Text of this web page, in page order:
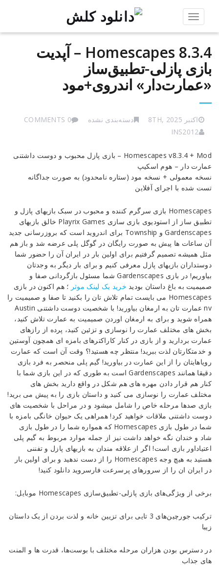
Toggle
Homescapes 8.3.4 – آپدیت
بازی پازلی-تطبیق‌ساز
«عمارت‌دار» اندروی+مود
اکتبر 8TH, 2025 دسته‌بندی نشده
0 COMMENTS
INS2012
Homescapes
8.3.4
–
آپدیت
تطبیق‌ساز
«عمارت‌دار»
اندروی+مود
Reviewed
by
Ins2012
Oct
8 Rating:
Homescapes v8.3.4 + Mod – بازی پازل محبوب و دوست داشتنی
عمارت دار – هوم اسکیپ
نسخه معمولی + نسخه مود (ستاره نامحدود) به صورت جداگانه
تست شده با اجرای آفلاین
Homescapes بازی سرگرم کننده و محبوب در سبک بازیهای پازل و
تطبیق ساز از استودیوی بازی سازی Playrix Games خالق بازیهای
Gardenscapes و Township برای اندروید است که بروزرسانی جدید
آن ساعات ها پیش به صورت رایگان در گوگل پلی عرضه شد و باز هم
مثل همیشه تصمیم گرفتیم برای اولین بار در ایران آن را حضور شما
دوستداران بازیهای پازل معرفی کنیم و برای بار دیگر به وجدتان
بیاوریم! در بازی Gardenscapes شما مسئول بازگردانی صفا و
صمیمیت به باغ داستان بودید خرید بک لینک موثر ؛ هم اکنون در بازی
Homescapes می بایست تمام تلاش تان را بکنید تا صفا و صمیمیت را
nv عمارت تان به ارمغان بیاورید! با شخصیت دوست داشتنی Austin
همراه شوید و برای به ارمغان اوردن صمیمیت به عمارت تلاش کنید،
بخش های مختلف عمارت را نوسازی و تزئین کنید، پرده از رازهای
عمارت بردارید و از بازی در کنار کاراکترهای بامزه ای همچون آوستین
و خدمتکارتان لذت ببرید! منتظر چه هستید!؟ وقت آن است که عمارت
رویاهایتان را از این عمارت در بیاورید! گیم پلی منحصر به فرد بازی
دقیقا همانند Gardenscapes است به طوری که در این بازی شما با
کنار هم قرار دادن مهره های هم شکل در واقع دارید بخش های
مختلف عمارت را نوسازی می کنید و داستان بازی را به پیش می برید!
بازی صدها مرحله خاص را شامل میشود و در مراحل با شخصیت های
دوست داشتنی ملاقات خواهید کرد! همراهی یک حیوان خانگی بامزه با
شما در طول بازی Homescapes که همواره شما را در طول بازی
شاد و خندان نگه خواهد داشت نیز از جمله موارد مربوط به گیم پلی
اعتیاداور بازی است! اگر از علاقه مندان به بازیهای پازل و تفننی
هستید به هیچ وجه Homescapes را از دست ندهید و برای اولین بار
در ایران ان را از سرورهای پرسرعت فارسروید دانلود کنید!
برخی از ویژگی‌های بازی پازلی-تطبیق‌سازی Homescapes موبایل:
ترکیب جورچین‌های 3 تایی برای تزیین خانه و لذت بردن از یک داستان
زیبا
در دسترس بودن هزاران مرحله مختلف با بوست‌ها، قدرت ها و المنت
های جذاب